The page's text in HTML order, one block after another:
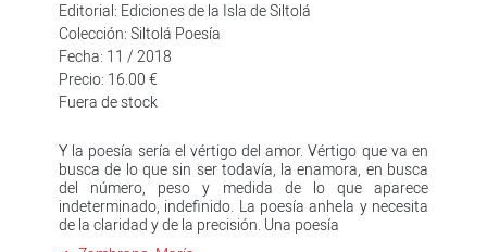
Editorial: Ediciones de la Isla de Siltolá
Colección: Siltolá Poesía
Fecha: 11 / 2018
Precio: 16.00 €
Fuera de stock
Y la poesía sería el vértigo del amor. Vértigo que va en
busca de lo que sin ser todavía, la enamora, en busca
del número, peso y medida de lo que aparece
indeterminado, indefinido. La poesía anhela y necesita
de la claridad y de la precisión. Una poesía